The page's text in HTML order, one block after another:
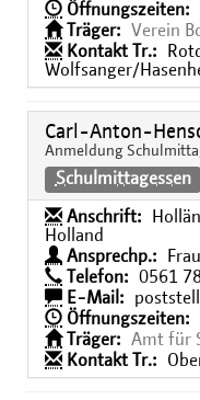
Öffnungszeiten:
Träger:
Verein
Kontakt Tr.:
Wolfsanger/
Carl-Anton-
Anmeldung
Schulmittagessen
Anschrift:
Holland
Ansprechp.:
Telefon:
0561
E-Mail:
Öffnungszeiten:
Träger:
Amt für
Kontakt Tr.: